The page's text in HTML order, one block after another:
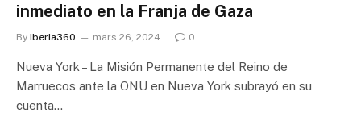
inmediato en la Franja de Gaza
By Iberia360 mars 26, 2024 0
Nueva York – La Misión Permanente del Reino de
Marruecos ante la ONU en Nueva York subrayó en su
cuenta…